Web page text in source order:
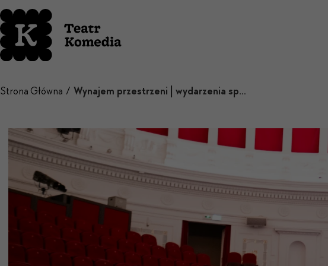
Strona Główna Wynajem przestrzeni | wydarzenia specjalne